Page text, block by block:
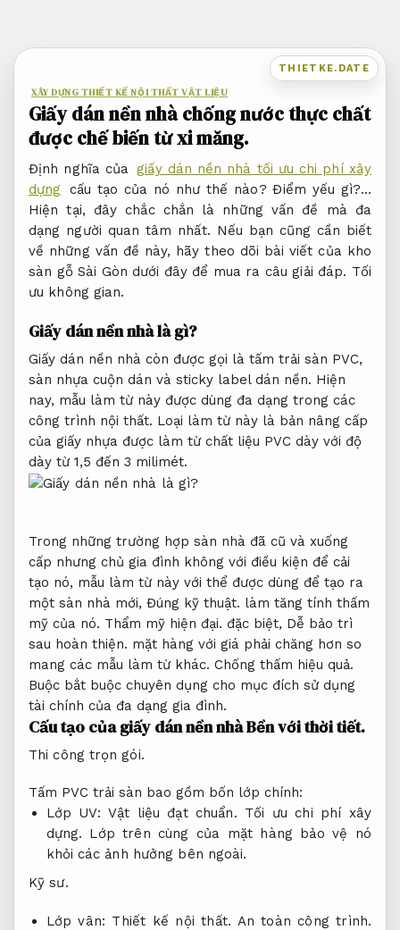
THIETKE.DATE
XÂY DỰNG THIẾT KẾ NỘI THẤT VẬT LIỆU
Giấy dán nền nhà chống nước thực chất
được chế biến từ xi măng.
Định nghĩa của giấy dán nền nhà tối ưu chi phí xây
dựng cấu tạo của nó như thế nào? Điểm yếu gì?…
Hiện tại, đây chắc chắn là những vấn đề mà đa
dạng người quan tâm nhất. Nếu bạn cũng cần biết
về những vấn đề này, hãy theo dõi bài viết của kho
sàn gỗ Sài Gòn dưới đây để mua ra câu giải đáp. Tối
ưu không gian.
Giấy dán nền nhà là gì?
Giấy dán nền nhà còn được gọi là tấm trải sàn PVC,
sàn nhựa cuộn dán và sticky label dán nền. Hiện
nay, mẫu làm từ này được dùng đa dạng trong các
công trình nội thất. Loại làm từ này là bản nâng cấp
của giấy nhựa được làm từ chất liệu PVC dày với độ
dày từ 1,5 đến 3 milimét.
Trong những trường hợp sàn nhà đã cũ và xuống
cấp nhưng chủ gia đình không với điều kiện để cải
tạo nó, mẫu làm từ này với thể được dùng để tạo ra
một sàn nhà mới, Đúng kỹ thuật. làm tăng tính thấm
mỹ của nó. Thẩm mỹ hiện đại. đặc biệt, Dễ bảo trì
sau hoàn thiện. mặt hàng với giá phải chăng hơn so
mang các mẫu làm từ khác. Chống thấm hiệu quả.
Buộc bắt buộc chuyên dụng cho mục đích sử dụng
tài chính của đa dạng gia đình.
Cấu tạo của giấy dán nền nhàBền với thời tiết.
Thi công trọn gói.
Tấm PVC trải sàn bao gồm bốn lớp chính:
Lớp UV: Vật liệu đạt chuẩn. Tối ưu chi phí xây
dựng. Lớp trên cùng của mặt hàng bảo vệ nó
khỏi các ảnh hưởng bên ngoài.
Kỹ sư.
Lớp vân: Thiết kế nội thất. An toàn công trình.